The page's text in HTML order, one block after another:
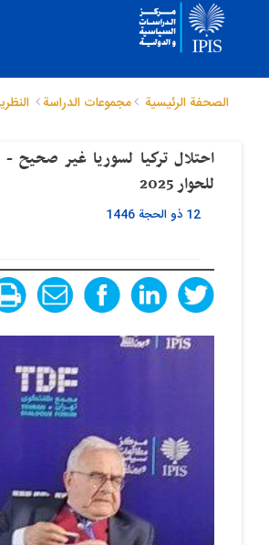
الصحفة الرئيسية مجموعات الدراسة
احتلال تركيا لسوريا غير صحيح
للحوار 2025
12 ذو الحجة 1446